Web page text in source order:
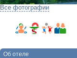
Все фотографии
Об отеле